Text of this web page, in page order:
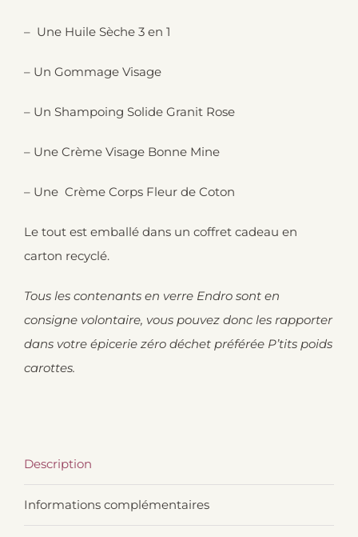
– Une Huile Sèche 3 en 1
– Un Gommage Visage
– Un Shampoing Solide Granit Rose
– Une Crème Visage Bonne Mine
– Une Crème Corps Fleur de Coton
Le tout est emballé dans un coffret cadeau en
carton recyclé.
Tous les contenants en verre Endro sont en
consigne volontaire, vous pouvez donc les rapporter
dans votre épicerie zéro déchet préférée P’tits poids
carottes.
Description
Informations complémentaires